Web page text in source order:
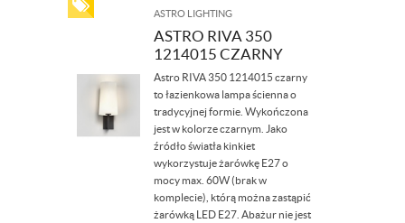
ASTRO LIGHTING
ASTRO RIVA 350
1214015 CZARNY
Astro RIVA 350 1214015 czarny
to łazienkowa lampa ścienna o
tradycyjnej formie. Wykończona
jest w kolorze czarnym. Jako
źródło światła kinkiet
wykorzystuje żarówkę E27 o
mocy max. 60W (brak w
komplecie), którą można zastąpić
żarówką LED E27. Abażur nie jest